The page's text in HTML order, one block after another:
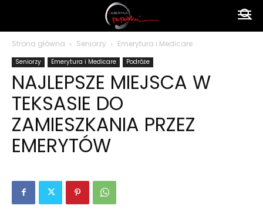
polsku
Strona główna Seniorzy Emerytura i Medicare
Seniorzy Emerytura i Medicare Podróże
NAJLEPSZE MIEJSCA W
TEKSASIE DO
ZAMIESZKANIA PRZEZ
EMERYTÓW